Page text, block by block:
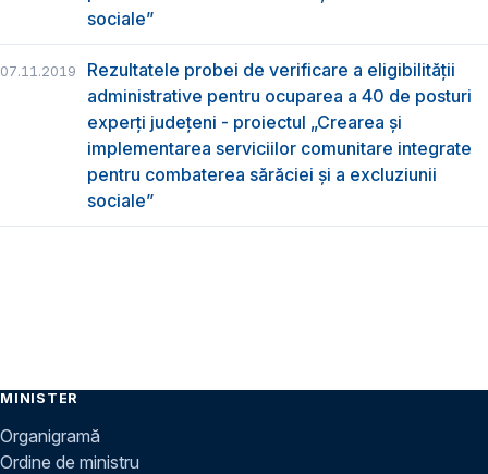
sociale”
07.11.2019
Rezultatele probei de verificare a eligibilității
administrative pentru ocuparea a 40 de posturi
experți județeni - proiectul „Crearea și
implementarea serviciilor comunitare integrate
pentru combaterea sărăciei și a excluziunii
sociale”
MINISTER
Organigramă
Ordine de ministru